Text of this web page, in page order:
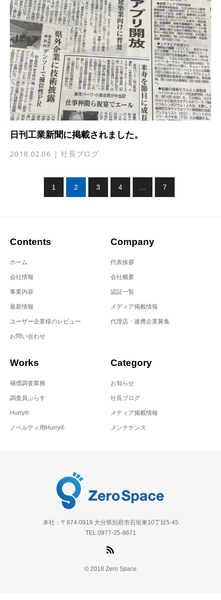
日刊工業新聞に掲載されました。
2018.02.06
社長ブログ
1 2 3 4 … 7
Contents
ホーム
会社情報
事業内容
最新情報
ユーザー企業様のレビュー
お問い合わせ
Company
代表挨拶
会社概要
認証一覧
メディア掲載情報
代理店・連携企業募集
Works
補償調査業務
調査員ぷらす
Hurry®
ノベルティ用Hurry®
Category
お知らせ
社長ブログ
メディア掲載情報
メンテナンス
本社：〒874-0919 大分県別府市石垣東10丁目5-45
TEL.0977-25-8671
© 2018 Zero Space